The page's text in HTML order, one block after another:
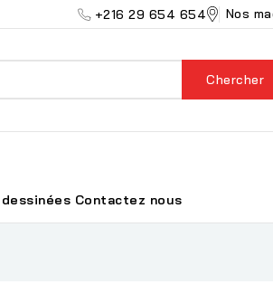
+216 29 654 654 Nos
Chercher
dessinées Contactez nous